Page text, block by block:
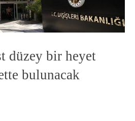
düzey bir heyet
bulunacak